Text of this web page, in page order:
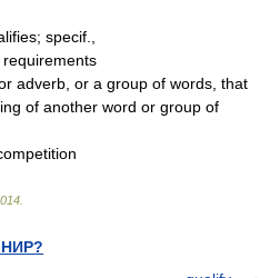
specif.,
adverb, or a group of words, that
of another word or group of
НИР?